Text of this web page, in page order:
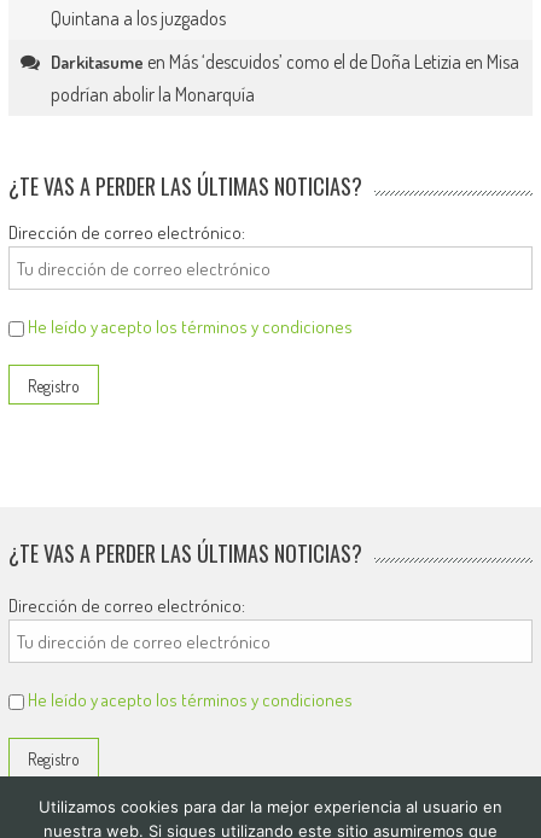
Quintana a los juzgados
Darkitasume en Más ‘descuidos’ como el de Doña Letizia en Misa
podrían abolir la Monarquía
¿TE VAS A PERDER LAS ÚLTIMAS NOTICIAS?
Dirección de correo electrónico:
He leído y acepto los términos y condiciones
¿TE VAS A PERDER LAS ÚLTIMAS NOTICIAS?
Dirección de correo electrónico:
He leído y acepto los términos y condiciones
Utilizamos cookies para dar la mejor experiencia al usuario en
nuestra web. Si sigues utilizando este sitio asumiremos que